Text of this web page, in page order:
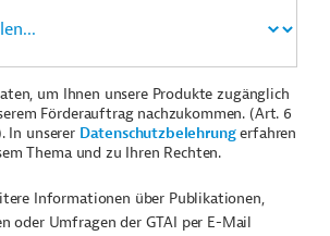
um Ihnen unsere Produkte zugänglich
Förderauftrag nachzukommen. (Art. 6
In unserer Datenschutzbelehrungerfahren
Thema und zu Ihren Rechten.
Informationen über Publikationen,
oder Umfragen der GTAI per E-Mail